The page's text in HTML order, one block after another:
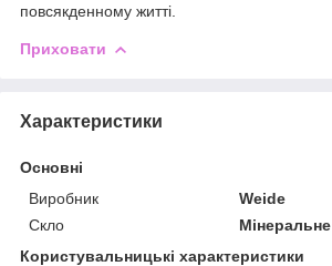
повсякденному житті.
Приховати
Характеристики
Основні
Виробник
Weide
Скло
Мінеральне
Користувальницькі характеристики